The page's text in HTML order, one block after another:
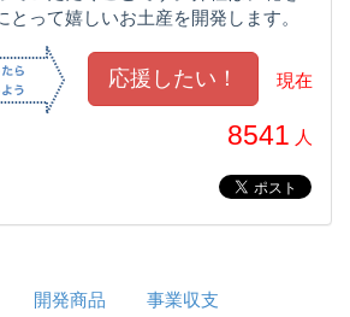
とって嬉しいお土産を開発します。
現在
8541 人
開発商品 事業収支